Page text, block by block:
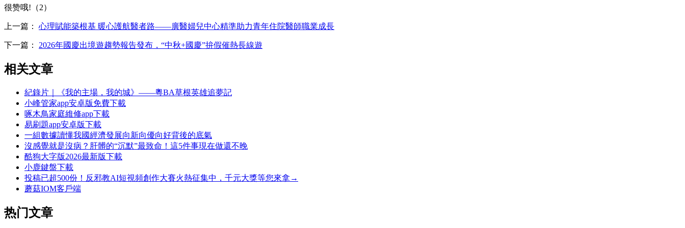
很赞哦!（2）
上一篇： 心理賦能築根基 暖心護航醫者路——廣醫婦兒中心精準助力青年住院醫師職業成長
下一篇： 2026年國慶出境遊趨勢報告發布，“中秋+國慶”拚假催熱長線遊
相关文章
紀錄片｜《我的主場，我的城》——粵BA草根英雄追夢記
小峰管家app安卓版免費下載
啄木鳥家庭維修app下載
易刷題app安卓版下載
一組數據讀懂我國經濟發展向新向優向好背後的底氣
沒感覺就是沒病？肝髒的“沉默”最致命！這5件事現在做還不晚
酷狗大字版2026最新版下載
小鹿鍵盤下載
投稿已超500份！反邪教AI短視頻創作大賽火熱征集中，千元大獎等您來拿→
蘑菇IOM客戶端
热门文章